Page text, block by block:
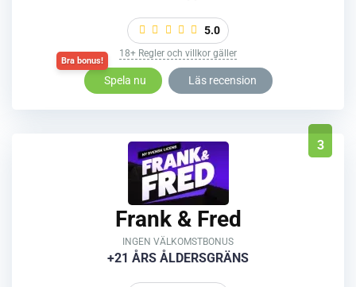
5.0
18+ Regler och villkor gäller
Spela nu Läs recension
3
Frank & Fred
INGEN VÄLKOMSTBONUS
+21 ÅRS ÅLDERSGRÄNS